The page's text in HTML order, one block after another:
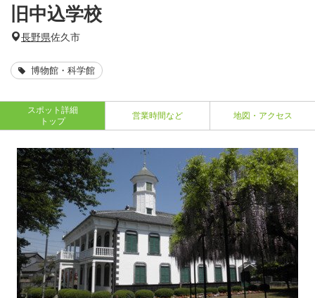
旧中込学校
長野県佐久市
博物館・科学館
スポット詳細
トップ
営業時間など 地図・アクセス